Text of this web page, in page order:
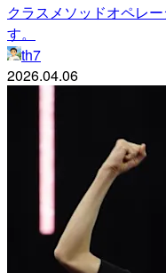
クラスメソッドオペレ
す。
th7
2026.04.06